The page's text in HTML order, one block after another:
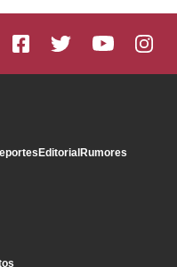
EditorialRumores